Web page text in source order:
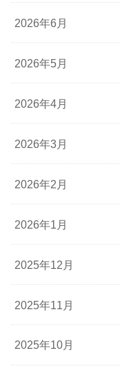
2026年6月
2026年5月
2026年4月
2026年3月
2026年2月
2026年1月
2025年12月
2025年11月
2025年10月